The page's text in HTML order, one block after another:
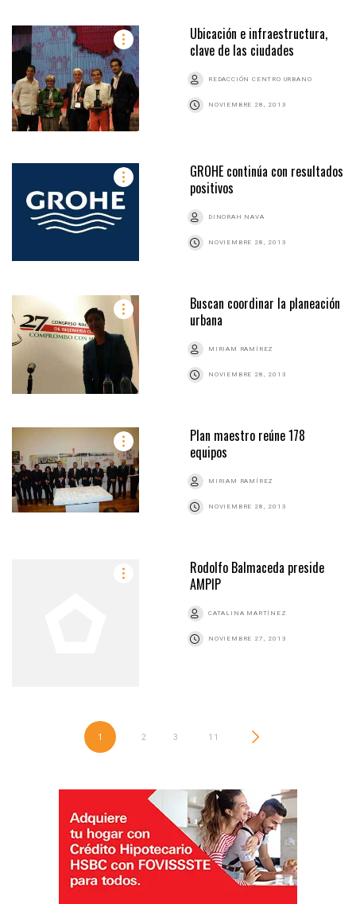
Ubicación e infraestructura,
clave de las ciudades
REDACCIÓN CENTRO URBANO
NOVIEMBRE 28, 2013
GROHE continúa con resultados
positivos
DINORAH NAVA
NOVIEMBRE 28, 2013
Buscan coordinar la planeación
urbana
MIRIAM RAMÍREZ
NOVIEMBRE 28, 2013
Plan maestro reúne 178
equipos
MIRIAM RAMÍREZ
NOVIEMBRE 28, 2013
Rodolfo Balmaceda preside
AMPIP
CATALINA MARTÍNEZ
NOVIEMBRE 27, 2013
1 2 3 11